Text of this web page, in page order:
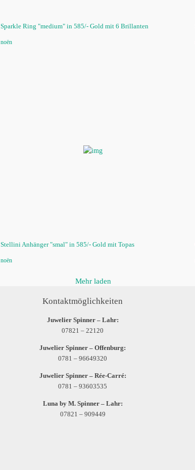
Sparkle Ring "medium" in 585/- Gold mit 6 Brillanten
noën
Stellini Anhänger "smal" in 585/- Gold mit Topas
noën
Mehr laden
Kontaktmöglichkeiten
Juwelier Spinner – Lahr:
07821 – 22120
Juwelier Spinner – Offenburg:
0781 – 96649320
Juwelier Spinner – Rée-Carré:
0781 – 93603535
Luna by M. Spinner – Lahr:
07821 – 909449